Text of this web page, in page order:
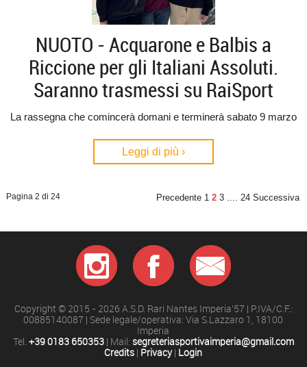
NUOTO - Acquarone e Balbis a
Riccione per gli Italiani Assoluti.
Saranno trasmessi su RaiSport
La rassegna che comincerà domani e terminerà sabato 9 marzo
Leggi di più ›
Pagina 2 di 24 Precedente 1 2 3 .... 24 Successiva
Copyright © 2015 - 2026 A.S.D. Rari Nantes Imperia'57 | P.IVA/C.F.:
00885140087 | Sede legale/operativa: Via S.Lazzaro 1, 18100
Imperia
Tel. +39 0183 650353| Mail: segreteriasportivaimperia@gmail.com
Credits | Privacy| Login